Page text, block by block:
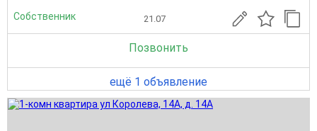
Собственник 21.07
Позвонить
ещё 1 объявление